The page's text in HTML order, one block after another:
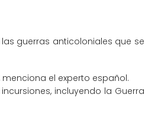
guerras anticoloniales que se
el experto español.
incluyendo la Guerra